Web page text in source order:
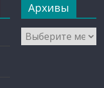
Архивы
Архивы